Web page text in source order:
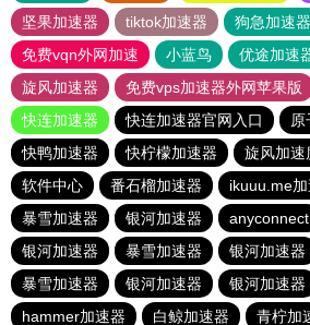
坚果加速器
tiktok加速器
狗急加速
免费vqn外网加速
小蓝鸟 优途加速
旋风加速器
免费vps加速器外网苹果版
快连加速器
快连加速器官网入口
原
快鸭加速器
快柠檬加速器 旋风加速
软件中心
番石榴加速器
ikuuu.me
暴雪加速器
银河加速器 anyconnect
银河加速器
暴雪加速器 银河加速器
暴雪加速器
银河加速器 银河加速器
hammer加速器
白鲸加速器 青柠加